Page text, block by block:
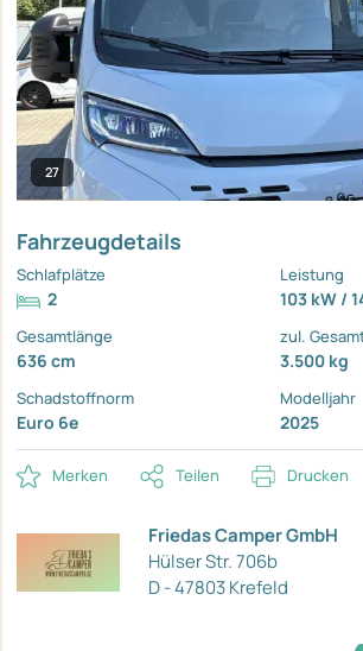
27
Fahrzeugdetails
Schlafplätze
2
Leistung
103 kW /
Gesamtlänge
636 cm
zul.
3.500 kg
Schadstoffnorm
Euro 6e
Modelljahr
2025
Merken Teilen Drucken
Friedas Camper GmbH
Hülser Str. 706b
D - 47803 Krefeld